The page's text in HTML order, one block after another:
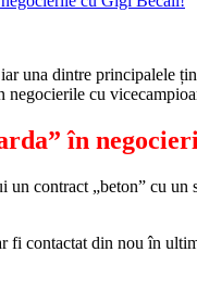
una dintre principalele
negocierile cu
în
contract „beton” cu
fi contactat din nou în